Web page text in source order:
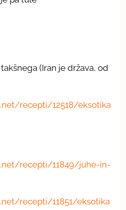
(Iran je država, od
recepti/12518/eksotika
recepti/11849/juhe-in-
recepti/11851/eksotika